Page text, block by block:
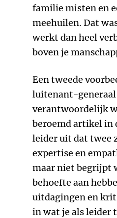
familie misten en
meehuilen. Dat
werkt dan heel
boven je
Een tweede
luitenant-generaal
verantwoordelijk
beroemd artikel in
leider uit dat twee
expertise en
maar niet begrijpt
behoefte aan
uitdagingen en
in wat je als leider